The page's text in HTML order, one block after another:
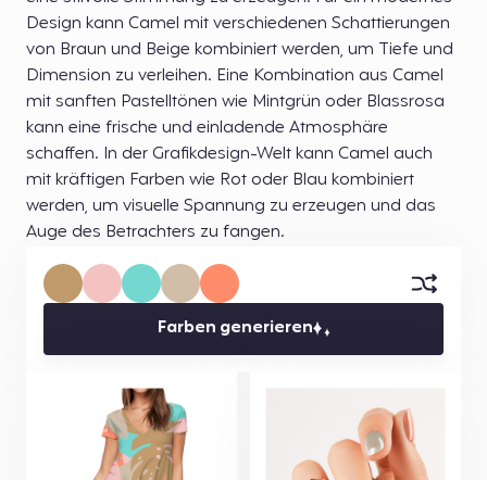
Design kann Camel mit verschiedenen Schattierungen
von Braun und Beige kombiniert werden, um Tiefe und
Dimension zu verleihen. Eine Kombination aus Camel
mit sanften Pastelltönen wie Mintgrün oder Blassrosa
kann eine frische und einladende Atmosphäre
schaffen. In der Grafikdesign-Welt kann Camel auch
mit kräftigen Farben wie Rot oder Blau kombiniert
werden, um visuelle Spannung zu erzeugen und das
Auge des Betrachters zu fangen.
Farben generieren